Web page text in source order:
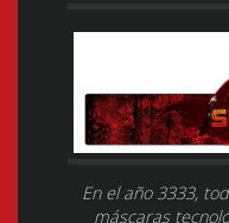
En el año 3333,
máscaras